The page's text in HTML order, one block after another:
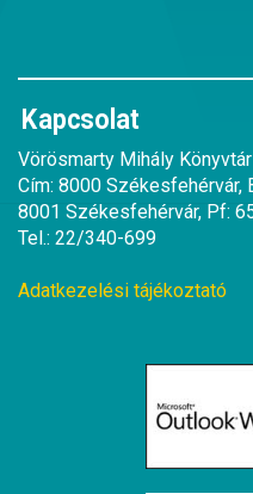
Kapcsolat
Vörösmarty Mihály Könyvtár
Cím: 8000 Székesfehérvár,
8001 Székesfehérvár, Pf:
Tel.: 22/340-699
Adatkezelési tájékoztató